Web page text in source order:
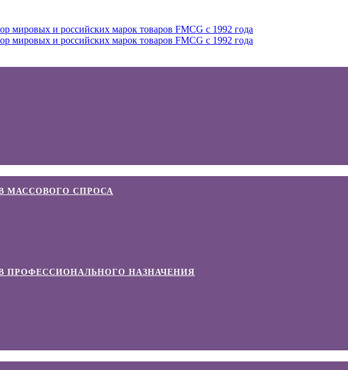
МАССОВОГО СПРОСА
ПРОФЕССИОНАЛЬНОГО НАЗНАЧЕНИЯ